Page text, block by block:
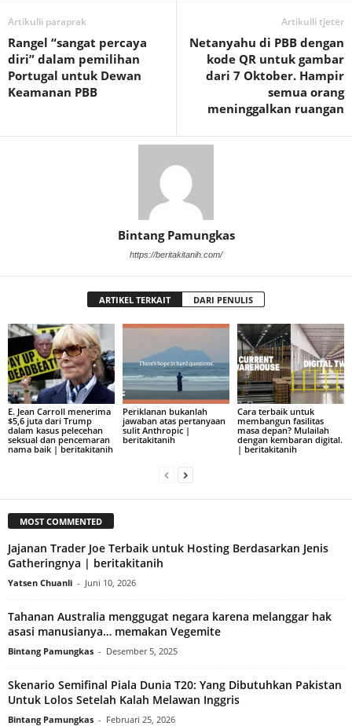
Artikulli paraprak
Rangel “sangat percaya
diri” dalam pemilihan
Portugal untuk Dewan
Keamanan PBB
Artikulli tjetër
Netanyahu di PBB dengan
kode QR untuk gambar
dari 7 Oktober. Hampir
semua orang
meninggalkan ruangan
Bintang Pamungkas
https://beritakitanih.com/
ARTIKEL TERKAIT DARI PENULIS
E. Jean Carroll menerima
$5,6 juta dari Trump
dalam kasus pelecehan
seksual dan pencemaran
nama baik | beritakitanih
Periklanan bukanlah
jawaban atas pertanyaan
sulit Anthropic |
beritakitanih
Cara terbaik untuk
membangun fasilitas
masa depan? Mulailah
dengan kembaran digital.
| beritakitanih
MOST COMMENTED
Jajanan Trader Joe Terbaik untuk Hosting Berdasarkan Jenis
Gatheringnya | beritakitanih
Yatsen Chuanli - Juni 10, 2026
Tahanan Australia menggugat negara karena melanggar hak
asasi manusianya… memakan Vegemite
Bintang Pamungkas - Desember 5, 2025
Skenario Semifinal Piala Dunia T20: Yang Dibutuhkan Pakistan
Untuk Lolos Setelah Kalah Melawan Inggris
Bintang Pamungkas - Februari 25, 2026